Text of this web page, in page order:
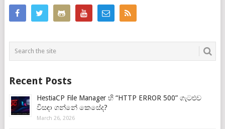
Recent Posts
HestiaCP File Manager හි “HTTP ERROR 500” ගැටළුව
විසඳා ගන්නේ කෙසේද?
March 26, 2026